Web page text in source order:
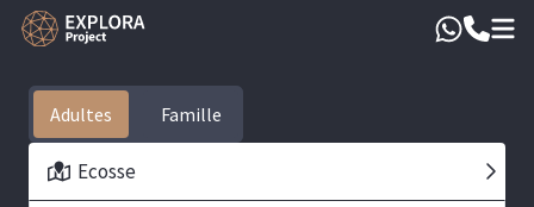
Adultes
Ecosse